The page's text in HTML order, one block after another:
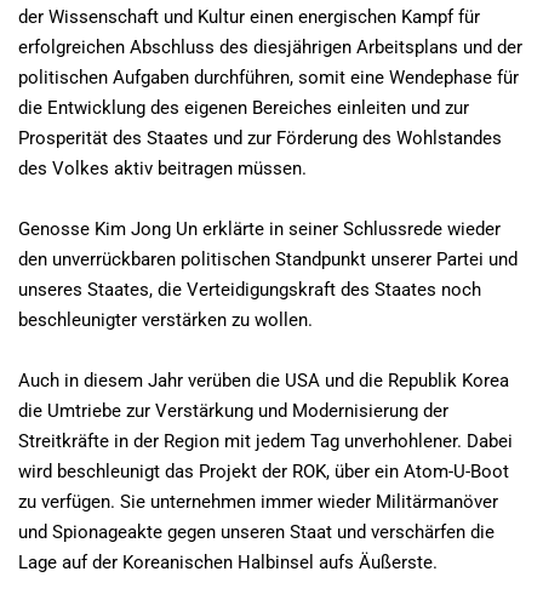
der Wissenschaft und Kultur einen energischen Kampf für
erfolgreichen Abschluss des diesjährigen Arbeitsplans und der
politischen Aufgaben durchführen, somit eine Wendephase für
die Entwicklung des eigenen Bereiches einleiten und zur
Prosperität des Staates und zur Förderung des Wohlstandes
des Volkes aktiv beitragen müssen.
Genosse Kim Jong Un erklärte in seiner Schlussrede wieder
den unverrückbaren politischen Standpunkt unserer Partei und
unseres Staates, die Verteidigungskraft des Staates noch
beschleunigter verstärken zu wollen.
Auch in diesem Jahr verüben die USA und die Republik Korea
die Umtriebe zur Verstärkung und Modernisierung der
Streitkräfte in der Region mit jedem Tag unverhohlener. Dabei
wird beschleunigt das Projekt der ROK, über ein Atom-U-Boot
zu verfügen. Sie unternehmen immer wieder Militärmanöver
und Spionageakte gegen unseren Staat und verschärfen die
Lage auf der Koreanischen Halbinsel aufs Äußerste.